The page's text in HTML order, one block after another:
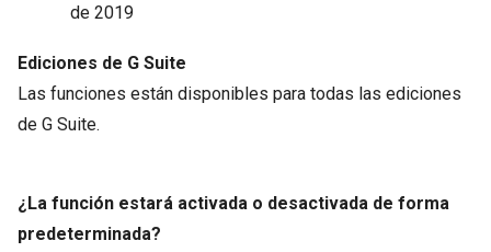
de 2019
Ediciones de G Suite
Las funciones están disponibles para todas las ediciones
de G Suite.
¿La función estará activada o desactivada de forma
predeterminada?